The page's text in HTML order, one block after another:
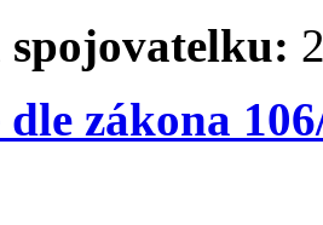
spojovatelku:
zákona